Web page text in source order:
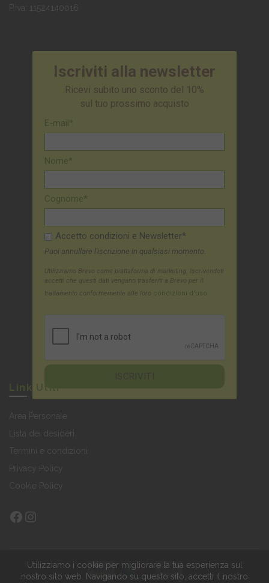
P.iva: 11524140016
Iscriviti alla newsletter
Ricevi subito uno sconto del 10%
sul tuo prossimo acquisto
E-mail*
Nome*
Cognome*
Accetto condizioni e Newsletter*
Puoi annullare l'iscrizione in qualsiasi momento.
Utilizziamo Brevo come piattaforma di marketing. Iscrivendoti
accetti che questi dati vengano trasferiti a Brevo per il
trattamento conformemente alle loro condizioni d'uso
Link Utili
Area Personale
Lista dei desideri
Termini e condizioni
Privacy Policy
Cookie Policy
Facebook
Instagram
Utilizziamo i cookie per migliorare la tua esperienza sul
nostro sito web.
Navigando su questo sito, accetti il nostro